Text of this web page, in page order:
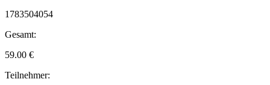
1783504054
Gesamt:
59.00 €
Teilnehmer: